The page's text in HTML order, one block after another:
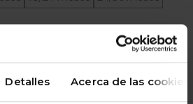
Detalles Acerca de las cookies